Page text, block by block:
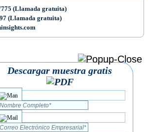
(Llamada gratuita)
(Llamada gratuita)
Descargar muestra gratis